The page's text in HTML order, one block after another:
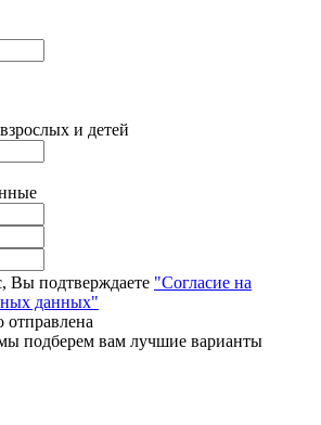
и детей
Вы подтверждаете "Согласие на
данных"
отправлена
подберем вам лучшие варианты